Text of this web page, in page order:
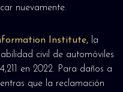
nuevamente.
Institute,la
civil de automóviles
en 2022. Para daños a
que la reclamación